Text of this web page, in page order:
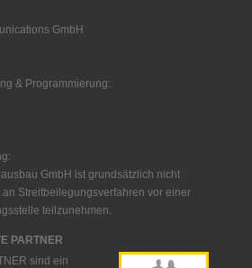
GmbH
& Programmierung:
GmbH ist grundsätzlich nicht
an Streitbeilegungsverfahren vor einer
teilzunehmen.
PARTNER
sind ein